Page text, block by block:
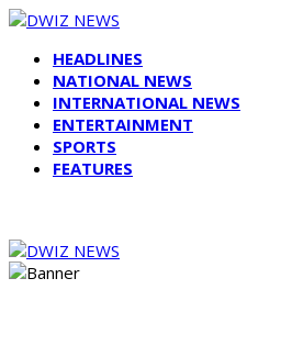
HEADLINES
NATIONAL NEWS
INTERNATIONAL NEWS
ENTERTAINMENT
SPORTS
FEATURES